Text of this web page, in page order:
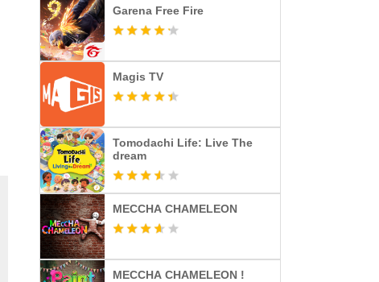
Garena Free Fire
Magis TV
Tomodachi Life: Live The
dream
MECCHA CHAMELEON
MECCHA CHAMELEON !